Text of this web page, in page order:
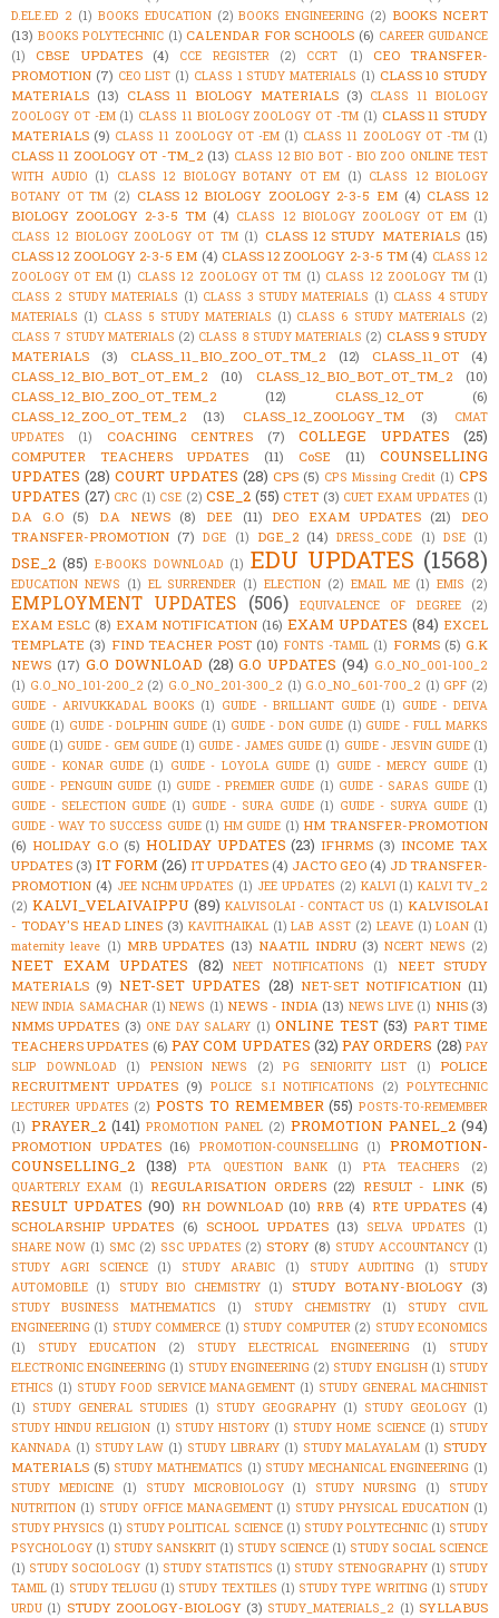
D.ELE.ED 2 (1) BOOKS EDUCATION (2) BOOKS ENGINEERING (2) BOOKS NCERT
(13) BOOKS POLYTECHNIC (1) CALENDAR FOR SCHOOLS (6) CAREER GUIDANCE
(1)
CBSE UPDATES (4) CCE REGISTER (2) CCRT (1)
CEO TRANSFER-
PROMOTION (7) CEO LIST (1) CLASS 1 STUDY MATERIALS (1) CLASS 10 STUDY
MATERIALS (13) CLASS 11 BIOLOGY MATERIALS (3) CLASS 11 BIOLOGY
ZOOLOGY OT -EM (1) CLASS 11 BIOLOGY ZOOLOGY OT -TM (1) CLASS 11 STUDY
MATERIALS (9) CLASS 11 ZOOLOGY OT -EM (1) CLASS 11 ZOOLOGY OT -TM (1)
CLASS 11 ZOOLOGY OT -TM_2 (13) CLASS 12 BIO BOT - BIO ZOO ONLINE TEST
WITH AUDIO (1) CLASS 12 BIOLOGY BOTANY OT EM (1) CLASS 12 BIOLOGY
BOTANY OT TM (2) CLASS 12 BIOLOGY ZOOLOGY 2-3-5 EM (4) CLASS 12
BIOLOGY ZOOLOGY 2-3-5 TM (4) CLASS 12 BIOLOGY ZOOLOGY OT EM (1)
CLASS 12 BIOLOGY ZOOLOGY OT TM (1) CLASS 12 STUDY MATERIALS (15)
CLASS 12 ZOOLOGY 2-3-5 EM (4) CLASS 12 ZOOLOGY 2-3-5 TM (4) CLASS 12
ZOOLOGY OT EM (1) CLASS 12 ZOOLOGY OT TM (1) CLASS 12 ZOOLOGY TM (1)
CLASS 2 STUDY MATERIALS (1) CLASS 3 STUDY MATERIALS (1) CLASS 4 STUDY
MATERIALS (1) CLASS 5 STUDY MATERIALS (1) CLASS 6 STUDY MATERIALS (2)
CLASS 7 STUDY MATERIALS (2) CLASS 8 STUDY MATERIALS (2) CLASS 9 STUDY
MATERIALS
(3) CLASS_11_BIO_ZOO_OT_TM_2 (12) CLASS_11_OT
(4)
CLASS_12_BIO_BOT_OT_EM_2
(10) CLASS_12_BIO_BOT_OT_TM_2
(10)
CLASS_12_BIO_ZOO_OT_TEM_2
(12) CLASS_12_OT
(6)
CLASS_12_ZOO_OT_TEM_2
(13) CLASS_12_ZOOLOGY_TM (3)
CMAT
UPDATES
(1) COACHING CENTRES (7) COLLEGE UPDATES (25)
COMPUTER TEACHERS UPDATES (11) CoSE (11)
COUNSELLING
UPDATES (28) COURT UPDATES (28) CPS (5) CPS Missing Credit (1) CPS
UPDATES (27) CRC (1) CSE (2) CSE_2 (55) CTET (3) CUET EXAM UPDATES (1)
D.A G.O (5) D.A NEWS (8) DEE (11) DEO EXAM UPDATES (21)
DEO
TRANSFER-PROMOTION (7) DGE (1) DGE_2 (14) DRESS_CODE (1) DSE (1)
DSE_2 (85) E-BOOKS DOWNLOAD (1) EDU UPDATES (1568)
EDUCATION NEWS (1) EL SURRENDER (1) ELECTION (2) EMAIL ME (1) EMIS (2)
EMPLOYMENT UPDATES (506) EQUIVALENCE OF DEGREE (2)
EXAM ESLC (8) EXAM NOTIFICATION (16) EXAM UPDATES (84) EXCEL
TEMPLATE (3) FIND TEACHER POST (10) FONTS -TAMIL (1) FORMS (5) G.K
NEWS (17) G.O DOWNLOAD (28) G.O UPDATES (94) G.O_NO_001-100_2
(1) G.O_NO_101-200_2 (2) G.O_NO_201-300_2 (1) G.O_NO_601-700_2 (1) GPF (2)
GUIDE - ARIVUKKADAL BOOKS (1) GUIDE - BRILLIANT GUIDE (1) GUIDE - DEIVA
GUIDE (1) GUIDE - DOLPHIN GUIDE (1) GUIDE - DON GUIDE (1) GUIDE - FULL MARKS
GUIDE (1) GUIDE - GEM GUIDE (1) GUIDE - JAMES GUIDE (1) GUIDE - JESVIN GUIDE (1)
GUIDE - KONAR GUIDE (1) GUIDE - LOYOLA GUIDE (1) GUIDE - MERCY GUIDE (1)
GUIDE - PENGUIN GUIDE (1) GUIDE - PREMIER GUIDE (1) GUIDE - SARAS GUIDE (1)
GUIDE - SELECTION GUIDE (1) GUIDE - SURA GUIDE (1) GUIDE - SURYA GUIDE (1)
GUIDE - WAY TO SUCCESS GUIDE (1) HM GUIDE (1) HM TRANSFER-PROMOTION
(6) HOLIDAY G.O (5) HOLIDAY UPDATES (23) IFHRMS (3) INCOME TAX
UPDATES (3) IT FORM (26) IT UPDATES (4) JACTO GEO (4) JD TRANSFER-
PROMOTION (4) JEE NCHM UPDATES (1) JEE UPDATES (2) KALVI (1) KALVI TV_2
(2) KALVI_VELAIVAIPPU (89) KALVISOLAI - CONTACT US (1) KALVISOLAI
- TODAY'S HEAD LINES (3) KAVITHAIKAL (1) LAB ASST (2) LEAVE (1) LOAN (1)
maternity leave (1) MRB UPDATES (13) NAATIL INDRU (3) NCERT NEWS (2)
NEET EXAM UPDATES (82) NEET NOTIFICATIONS (1)
NEET STUDY
MATERIALS (9) NET-SET UPDATES (28) NET-SET NOTIFICATION (11)
NEW INDIA SAMACHAR (1) NEWS (1) NEWS - INDIA (13) NEWS LIVE (1) NHIS (3)
NMMS UPDATES (3) ONE DAY SALARY (1) ONLINE TEST (53) PART TIME
TEACHERS UPDATES (6) PAY COM UPDATES (32) PAY ORDERS (28) PAY
SLIP DOWNLOAD
(1) PENSION NEWS (2) PG SENIORITY LIST (1)
POLICE
RECRUITMENT UPDATES (9) POLICE S.I NOTIFICATIONS (2) POLYTECHNIC
LECTURER UPDATES (2) POSTS TO REMEMBER (55) POSTS-TO-REMEMBER
(1) PRAYER_2 (141) PROMOTION PANEL (2) PROMOTION PANEL_2 (94)
PROMOTION UPDATES (16) PROMOTION-COUNSELLING (1)
PROMOTION-
COUNSELLING_2 (138) PTA QUESTION BANK (1) PTA TEACHERS
(2)
QUARTERLY EXAM (1) REGULARISATION ORDERS (22) RESULT - LINK (5)
RESULT UPDATES (90) RH DOWNLOAD (10) RRB (4) RTE UPDATES (4)
SCHOLARSHIP UPDATES (6) SCHOOL UPDATES (13) SELVA UPDATES
(1)
SHARE NOW (1) SMC (2) SSC UPDATES (2) STORY (8) STUDY ACCOUNTANCY (1)
STUDY AGRI SCIENCE
(1) STUDY ARABIC (1) STUDY AUDITING (1)
STUDY
AUTOMOBILE (1) STUDY BIO CHEMISTRY (1) STUDY BOTANY-BIOLOGY (3)
STUDY BUSINESS MATHEMATICS (1) STUDY CHEMISTRY (1)
STUDY CIVIL
ENGINEERING (1) STUDY COMMERCE (1) STUDY COMPUTER (2) STUDY ECONOMICS
(1)
STUDY EDUCATION (2) STUDY ELECTRICAL ENGINEERING (1)
STUDY
ELECTRONIC ENGINEERING (1) STUDY ENGINEERING (2) STUDY ENGLISH (1) STUDY
ETHICS (1) STUDY FOOD SERVICE MANAGEMENT (1) STUDY GENERAL MACHINIST
(1) STUDY GENERAL STUDIES (1) STUDY GEOGRAPHY (1) STUDY GEOLOGY (1)
STUDY HINDU RELIGION (1) STUDY HISTORY (1) STUDY HOME SCIENCE (1) STUDY
KANNADA (1) STUDY LAW (1) STUDY LIBRARY (1) STUDY MALAYALAM (1) STUDY
MATERIALS (5) STUDY MATHEMATICS (1) STUDY MECHANICAL ENGINEERING (1)
STUDY MEDICINE
(1) STUDY MICROBIOLOGY (1) STUDY NURSING (1)
STUDY
NUTRITION (1) STUDY OFFICE MANAGEMENT (1) STUDY PHYSICAL EDUCATION (1)
STUDY PHYSICS (1) STUDY POLITICAL SCIENCE (1) STUDY POLYTECHNIC (1) STUDY
PSYCHOLOGY (1) STUDY SANSKRIT (1) STUDY SCIENCE (1) STUDY SOCIAL SCIENCE
(1) STUDY SOCIOLOGY (1) STUDY STATISTICS (1) STUDY STENOGRAPHY (1) STUDY
TAMIL (1) STUDY TELUGU (1) STUDY TEXTILES (1) STUDY TYPE WRITING (1) STUDY
URDU (1) STUDY ZOOLOGY-BIOLOGY (3) STUDY_MATERIALS_2 (1) SYLLABUS